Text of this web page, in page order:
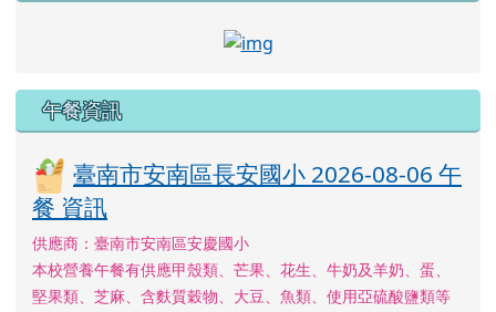
link to http://
午餐資訊
臺南市安南區長安國小 2026-08-06 午
餐 資訊
供應商：臺南市安南區安慶國小
本校營養午餐有供應甲殼類、芒果、花生、牛奶及羊奶、蛋、
堅果類、芝麻、含麩質穀物、大豆、魚類、使用亞硫酸鹽類等